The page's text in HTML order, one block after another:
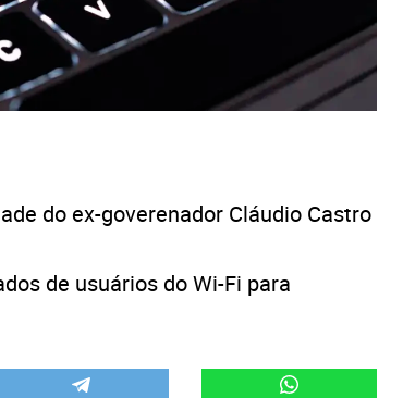
do ex-goverenador Cláudio Castro
de usuários do Wi-Fi para